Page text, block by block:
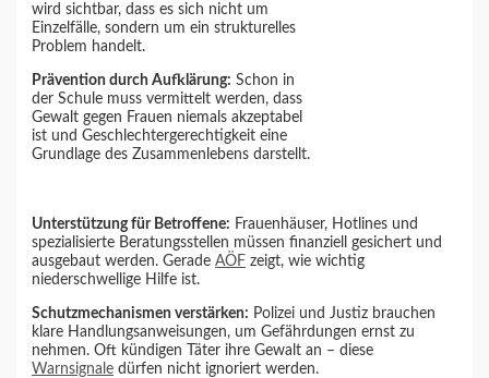
wird sichtbar, dass es sich nicht um
Einzelfälle, sondern um ein strukturelles
Problem handelt.
Prävention durch Aufklärung: Schon in
der Schule muss vermittelt werden, dass
Gewalt gegen Frauen niemals akzeptabel
ist und Geschlechtergerechtigkeit eine
Grundlage des Zusammenlebens darstellt.
Unterstützung für Betroffene: Frauenhäuser, Hotlines und
spezialisierte Beratungsstellen müssen finanziell gesichert und
ausgebaut werden. GeradeAÖF zeigt, wie wichtig
niederschwellige Hilfe ist.
Schutzmechanismen verstärken: Polizei und Justiz brauchen
klare Handlungsanweisungen, um Gefährdungen ernst zu
nehmen. Oft kündigen Täter ihre Gewalt an – diese
Warnsignale dürfen nicht ignoriert werden.